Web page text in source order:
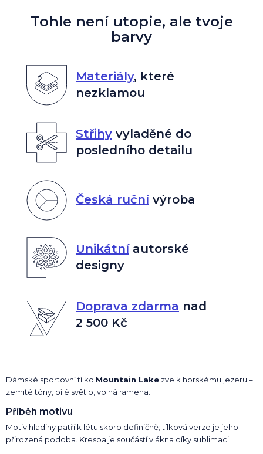
Tohle není utopie, ale tvoje
barvy
Materiály, které
nezklamou
Střihyvyladěné do
posledního detailu
Česká ručnívýroba
Unikátníautorské
designy
Doprava zdarma nad
2 500 Kč
Dámské sportovní tílko Mountain Lake zve k horskému jezeru –
zemité tóny, bílé světlo, volná ramena.
Příběh motivu
Motiv hladiny patří k létu skoro definičně; tílková verze je jeho
přirozená podoba. Kresba je součástí vlákna díky sublimaci.